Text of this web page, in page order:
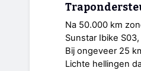
Na 50.000 km
Sunstar Ibike
Bij ongeveer 25
Lichte hellingen